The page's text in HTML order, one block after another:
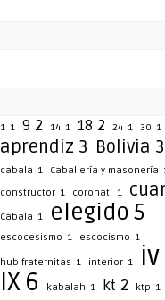
1 1 9 2 14 1 18 2 24 1 30 1
aprendiz 3 Bolivia 3
cabala 1 Caballería y masonería
constructor 1 coronati 1
Cábala 1 elegido5
escocesismo 1 escocismo 1
hub fraternitas 1 interior 1 iv
IX 6 kabalah 1 kt 2 ktp 1